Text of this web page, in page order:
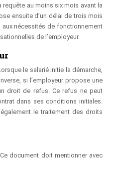
requête au moins six mois avant la
ensuite d’un délai de trois mois
nécessités de fonctionnement
de l’employeur.
le salarié initie la démarche,
si l’employeur propose une
droit de refus. Ce refus ne peut
dans ses conditions initiales.
le traitement des droits
document doit mentionner avec